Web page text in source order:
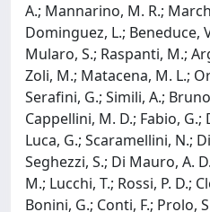
A.; Mannarino, M. R.;
Dominguez, L.; Beneduce,
Mularo, S.; Raspanti, M.;
Zoli, M.; Matacena, M. L.;
Serafini, G.; Simili, A.;
Cappellini, M. D.; Fabio, G.;
Luca, G.; Scaramellini, N.;
Seghezzi, S.; Di Mauro, A.
M.; Lucchi, T.; Rossi, P. D.;
Bonini, G.; Conti, F.; Prolo,